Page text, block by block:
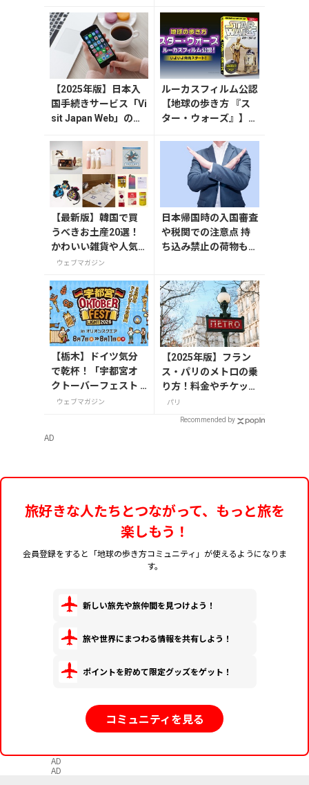
【2025年版】日本入
国手続きサービス「Vi
sit Japan Web」の登
説
ルーカスフィルム公認
【地球の歩き方 『ス
ター・ウォーズ』】が
定版はホログラム仕様
の特製リバーシブル帯
【最新版】韓国で買
うべきお土産20選！
かわいい雑貨や人気
コスメを紹介
ウェブマガジン
日本帰国時の入国審査
や税関での注意点 持
ち込み禁止の荷物も解
【栃木】ドイツ気分
で乾杯！「宇都宮オ
クトーバーフェスト L
ight 2026」が8月7日
ウェブマガジン
【2025年版】フラン
ス・パリのメトロの乗
り方！料金やチケット
の種類、注意点を解説
パリ
Recommended by
AD
旅好きな人たちとつながって、もっと旅を
楽しもう！
会員登録をすると「地球の歩き方コミュニティ」が使えるようになりま
す。
新しい旅先や旅仲間を見つけよう！
旅や世界にまつわる情報を共有しよう！
ポイントを貯めて限定グッズをゲット！
コミュニティを見る
AD
AD